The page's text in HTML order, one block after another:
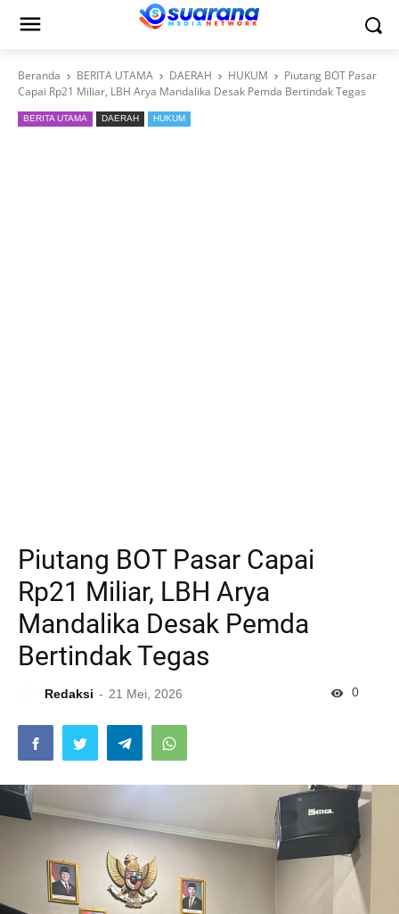
Beranda BERITA UTAMA DAERAH HUKUM
Piutang BOT Pasar
Capai Rp21 Miliar, LBH Arya Mandalika Desak Pemda Bertindak Tegas
BERITA UTAMA DAERAH HUKUM
Piutang BOT Pasar Capai
Rp21 Miliar, LBH Arya
Mandalika Desak Pemda
Bertindak Tegas
Redaksi 21 Mei, 2026 0